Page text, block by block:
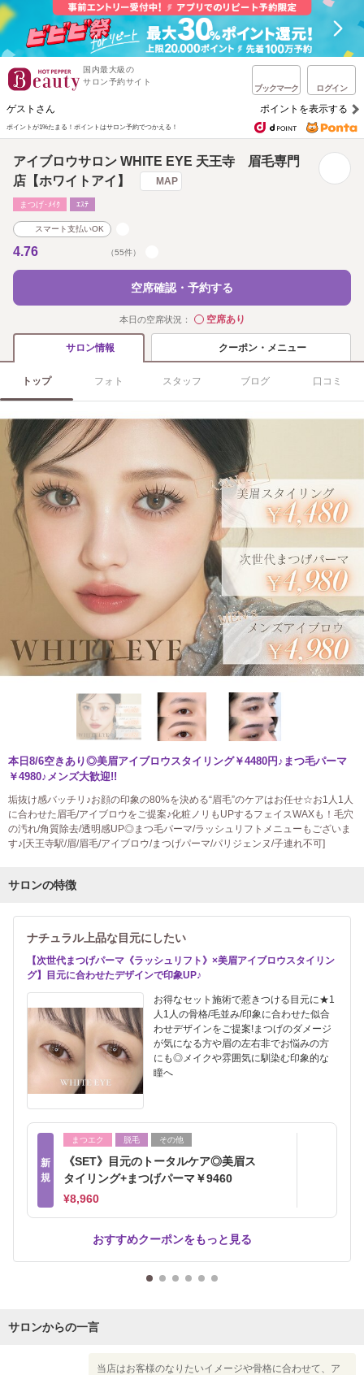
国内最大級の
サロン予約サイト
ブックマーク ログイン
ゲストさん ポイントを表示する
ポイントが1%たまる！ ポイントはサロン予約でつかえる！
アイブロウサロン WHITE EYE 天王寺 眉毛専門
店【ホワイトアイ】
MAP
まつげ･ﾒｲｸ ｴｽﾃ
スマート支払いOK
4.76 （55件）
空席確認・予約する
本日の空席状況： ◯空席あり
サロン情報 クーポン・メニュー
トップ フォト スタッフ ブログ 口コミ
本日8/6空きあり◎美眉アイブロウスタイリング￥4480円♪まつ毛パーマ
￥4980♪メンズ大歓迎!!
垢抜け感バッチリ♪お顔の印象の80%を決める“眉毛”のケアはお任せ☆お1人1人
に合わせた眉毛/アイブロウをご提案♪化粧ノリもUPするフェイスWAXも！毛穴
の汚れ/角質除去/透明感UP◎まつ毛パーマ/ラッシュリフトメニューもございま
す♪[天王寺駅/眉/眉毛/アイブロウ/まつげパーマ/パリジェンヌ/子連れ不可]
サロンの特徴
ナチュラル上品な目元にしたい
【次世代まつげパーマ《ラッシュリフト》×美眉アイブロウスタイリン
グ】目元に合わせたデザインで印象UP♪
お得なセット施術で惹きつける目元に★1
人1人の骨格/毛並み/印象に合わせた似合
わせデザインをご提案!まつげのダメージ
が気になる方や眉の左右非でお悩みの方
にも◎メイクや雰囲気に馴染む印象的な
瞳へ
新
規
まつエク 脱毛 その他
《SET》目元のトータルケア◎美眉ス
タイリング+まつげパーマ￥9460
¥8,960
おすすめクーポンをもっと見る
サロンからの一言
当店はお客様のなりたいイメージや骨格に合わせて、ア